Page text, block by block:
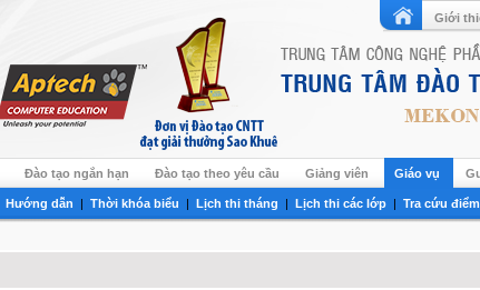
Giới
Đào tạo ngắn hạn Đào tạo theo yêu cầu Giảng viên Giáo vụ
Hướng dẫn | Thời khóa biểu | Lịch thi tháng | Lịch thi các lớp | Tra cứu